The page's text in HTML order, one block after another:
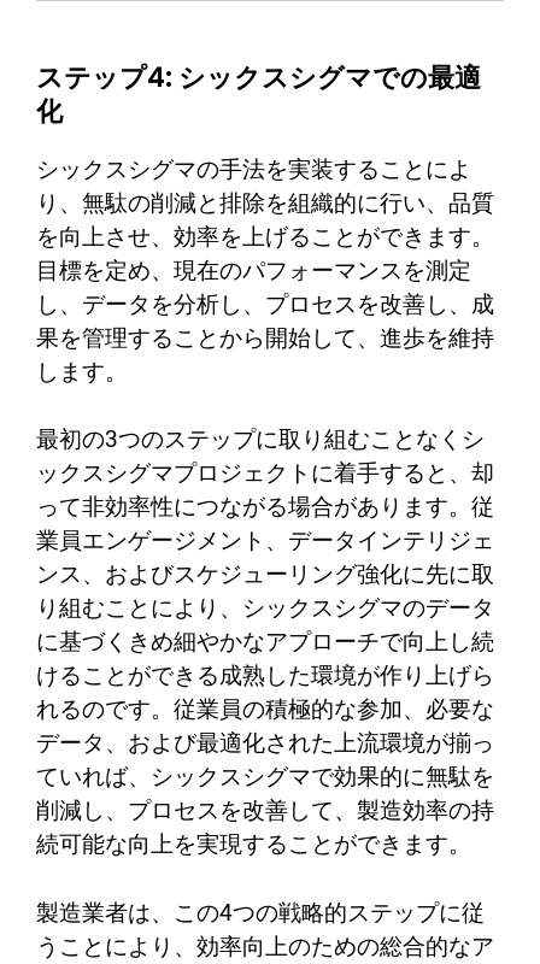
ステップ4: シックスシグマでの最適
化
シックスシグマの手法を実装することによ
り、無駄の削減と排除を組織的に行い、品質
を向上させ、効率を上げることができます。
目標を定め、現在のパフォーマンスを測定
し、データを分析し、プロセスを改善し、成
果を管理することから開始して、進歩を維持
します。
最初の3つのステップに取り組むことなくシ
ックスシグマプロジェクトに着手すると、却
って非効率性につながる場合があります。従
業員エンゲージメント、データインテリジェ
ンス、およびスケジューリング強化に先に取
り組むことにより、シックスシグマのデータ
に基づくきめ細やかなアプローチで向上し続
けることができる成熟した環境が作り上げら
れるのです。従業員の積極的な参加、必要な
データ、および最適化された上流環境が揃っ
ていれば、シックスシグマで効果的に無駄を
削減し、プロセスを改善して、製造効率の持
続可能な向上を実現することができます。
製造業者は、この4つの戦略的ステップに従
うことにより、効率向上のための総合的なア